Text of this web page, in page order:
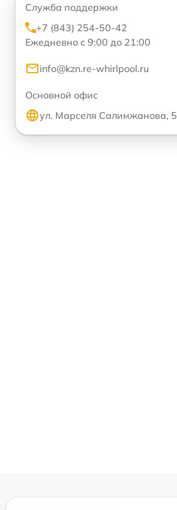
Служба поддержки
+7 (843) 254-50-42
Ежедневно с 9:00 до 21:00
info@kzn.re-whirlpool.ru
Основной офис
ул. Марселя Салимжанова, 5